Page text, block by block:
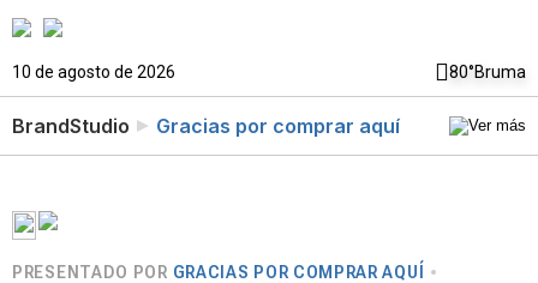
10 de agosto de 2026 80°Bruma
BrandStudio Gracias por comprar aquí
PRESENTADO POR GRACIAS POR COMPRAR AQUÍ